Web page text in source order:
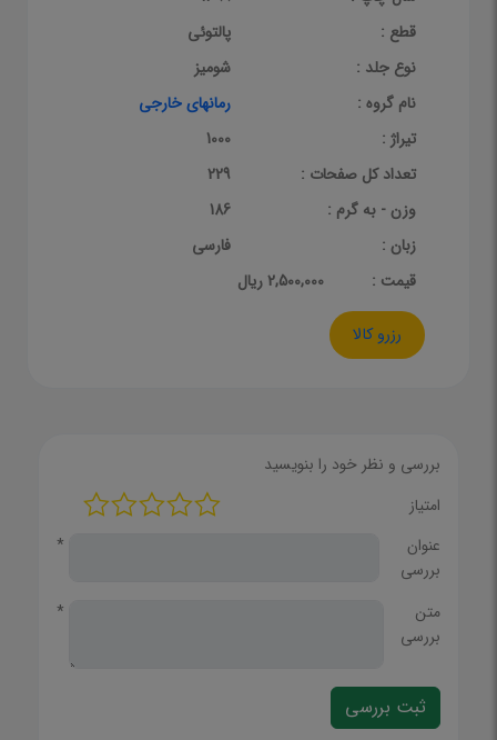
قطع :
پالتوئی
نوع جلد :
شومیز
نام گروه :
رمانهای خارجی
تیراژ :
1000
تعداد کل صفحات :
229
وزن - به گرم :
186
زبان :
فارسی
قيمت :
2,500,000 ریال
رزرو کالا
بررسی و نظر خود را بنویسید
امتیاز
عنوان
بررسی
*
متن
بررسی
*